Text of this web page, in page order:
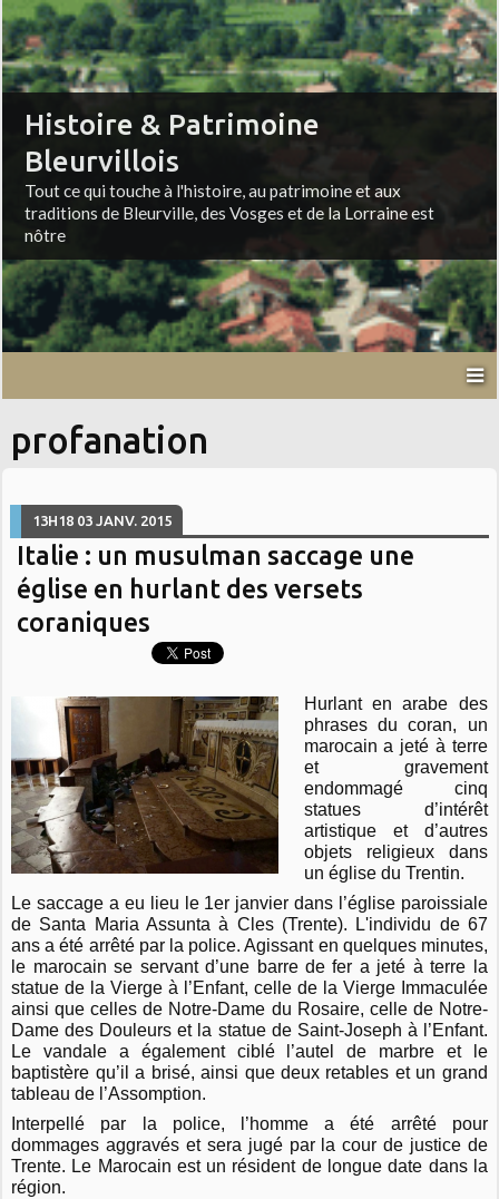
Histoire & Patrimoine
Bleurvillois
Tout ce qui touche à l'histoire, au patrimoine et aux
traditions de Bleurville, des Vosges et de la Lorraine est
nôtre
profanation
13H18 03 JANV. 2015
Italie : un musulman saccage une
église en hurlant des versets
coraniques
Hurlant en arabe des
phrases du coran, un
marocain a jeté à terre
et gravement
endommagé cinq
statues d’intérêt
artistique et d’autres
objets religieux dans
un église du Trentin.
Le saccage a eu lieu le 1er janvier dans l’église paroissiale
de Santa Maria Assunta à Cles (Trente). L'individu de 67
ans a été arrêté par la police. Agissant en quelques minutes,
le marocain se servant d’une barre de fer a jeté à terre la
statue de la Vierge à l’Enfant, celle de la Vierge Immaculée
ainsi que celles de Notre-Dame du Rosaire, celle de Notre-
Dame des Douleurs et la statue de Saint-Joseph à l’Enfant.
Le vandale a également ciblé l’autel de marbre et le
baptistère qu’il a brisé, ainsi que deux retables et un grand
tableau de l’Assomption.
Interpellé par la police, l’homme a été arrêté pour
dommages aggravés et sera jugé par la cour de justice de
Trente. Le Marocain est un résident de longue date dans la
région.